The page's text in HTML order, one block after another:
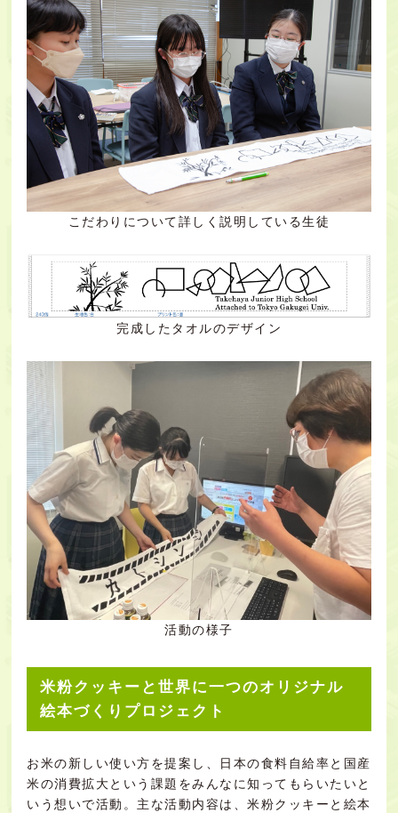
こだわりについて詳しく説明している生徒
完成したタオルのデザイン
活動の様子
米粉クッキーと世界に一つのオリジナル
絵本づくりプロジェクト
お米の新しい使い方を提案し、日本の食料自給率と国産
米の消費拡大という課題をみんなに知ってもらいたいと
いう想いで活動。主な活動内容は、米粉クッキーと絵本